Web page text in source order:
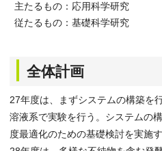
主たるもの：応用科学研究
従たるもの：基礎科学研究
全体計画
27年度は、まずシステムの構築を
溶液系で実験を行う。システムの
度最適化のための基礎検討を実施す